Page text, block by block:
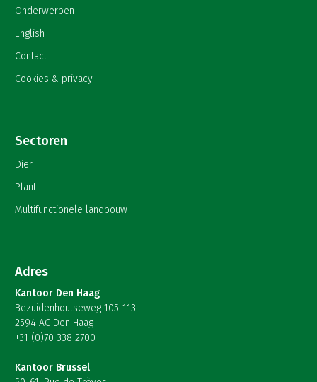
Onderwerpen
English
Contact
Cookies & privacy
Sectoren
Dier
Plant
Multifunctionele landbouw
Adres
Kantoor Den Haag
Bezuidenhoutseweg 105-113
2594 AC Den Haag
+31 (0)70 338 2700
Kantoor Brussel